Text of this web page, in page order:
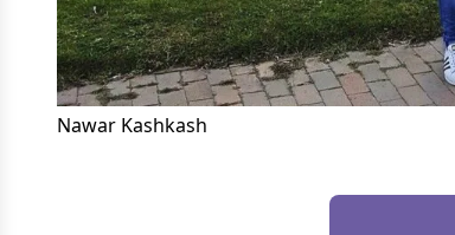
Nawar Kashkash